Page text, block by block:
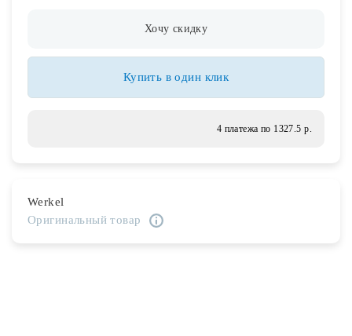
Предметы интерьераХочу скидку
Купить в один клик
4 платежа по 1327.5 р.
Werkel
Оригинальный товар